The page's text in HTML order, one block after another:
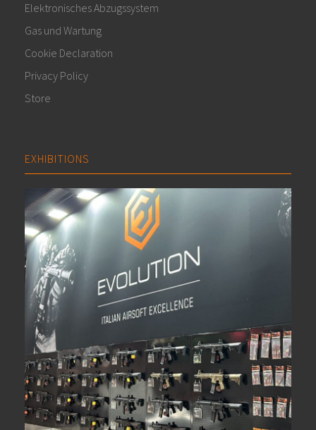
Elektronisches Abzugssystem
Gas und Wartung
Cookie Declaration
Privacy Policy
Store
EXHIBITIONS